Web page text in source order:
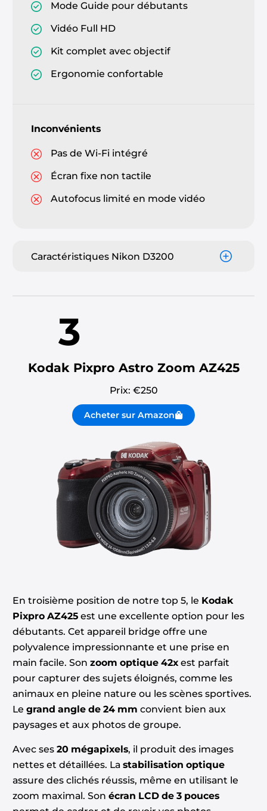
Mode Guide pour débutants
Vidéo Full HD
Kit complet avec objectif
Ergonomie confortable
Inconvénients
Pas de Wi-Fi intégré
Écran fixe non tactile
Autofocus limité en mode vidéo
Caractéristiques Nikon D3200
3
Kodak Pixpro Astro Zoom AZ425
Prix: €250
Acheter sur Amazon
En troisième position de notre top 5, le Kodak
Pixpro AZ425est une excellente option pour les
débutants. Cet appareil bridge offre une
polyvalence impressionnante et une prise en
main facile. Son zoom optique 42xest parfait
pour capturer des sujets éloignés, comme les
animaux en pleine nature ou les scènes sportives.
Le grand angle de 24 mm convient bien aux
paysages et aux photos de groupe.
Avec ses 20 mégapixels, il produit des images
nettes et détaillées. La stabilisation optique
assure des clichés réussis, même en utilisant le
zoom maximal. Son écran LCD de 3 pouces